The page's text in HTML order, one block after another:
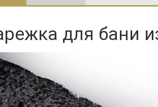
для бани